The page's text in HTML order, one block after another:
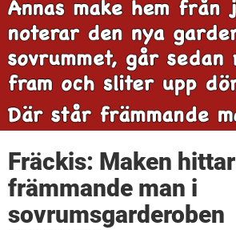
Fräckis: Maken hittar
främmande man i
sovrumsgarderoben